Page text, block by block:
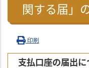
関する届」
印刷
支払口座の届出に